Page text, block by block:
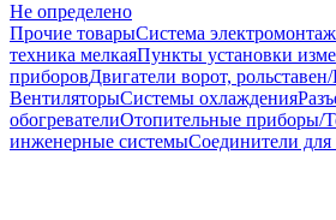
Не определено
Прочие товарыСистема
техника мелкаяПункты установки
приборовДвигатели ворот,
ВентиляторыСистемы охлаждения
обогревателиОтопительные приборы/
инженерные системыСоединители